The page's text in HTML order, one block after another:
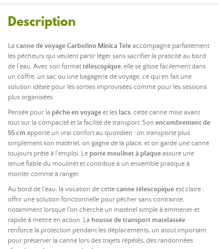
Description
La canne de voyage Garbolino Minica Teleaccompagne parfaitement
les pêcheurs qui veulent partir léger sans sacrifier la praticité au bord
de l’eau. Avec son formattélescopique, elle se glisse facilement dans
un coffre, un sac ou une bagagerie de voyage, ce qui en fait une
solution idéale pour les sorties improvisées comme pour les sessions
plus organisées.
Pensée pour la pêche en voyageet les lacs, cette canne mise avant
tout sur la compacité et la facilité de transport. Son encombrement de
55 cm apporte un vrai confort au quotidien : on transporte plus
simplement son matériel, on gagne de la place, et on garde une canne
toujours prête à l’emploi. Le porte moulinet à plaqueassure une
tenue fiable du moulinet et contribue à un ensemble pratique à
monter comme à ranger.
Au bord de l’eau, la vocation de cettecanne télescopiqueest claire :
offrir une solution fonctionnelle pour pêcher sans contrainte,
notamment lorsque l’on cherche un matériel simple à emmener et
rapide à mettre en action. La housse de transport matelassée
renforce la protection pendant les déplacements, un atout important
pour préserver la canne lors des trajets répétés, des randonnées